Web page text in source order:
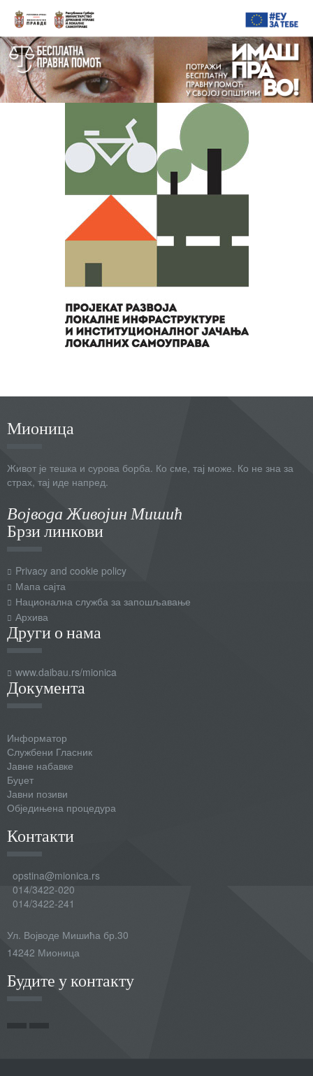
Мионица
Живот је тешка и сурова борба. Ко сме, тај може. Ко не зна за
страх, тај иде напред.
Војвода Живојин Мишић
Брзи линкови
Privacy and cookie policy
Мапа сајта
Национална служба за запошљавање
Архива
Други о нама
www.daibau.rs/mionica
Документа
Информатор
Службени Гласник
Јавне набавке
Буџет
Јавни позиви
Обједињена процедура
Контакти
opstina@mionica.rs
014/3422-020
014/3422-241
Ул. Војводе Мишића бр.30
14242 Мионица
Будите у контакту